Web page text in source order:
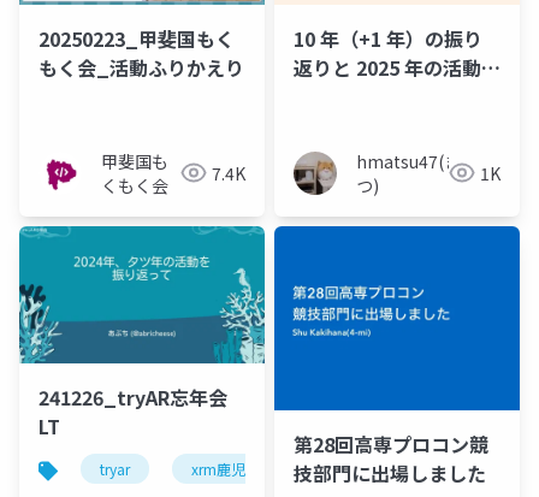
20250223_甲斐国もく
もく会_活動ふりかえり
甲斐国も
くもく会
7.4K
10 年（+1 年）の振り
返りと 2025 年の活動予
hmatsu47(ま
つ)
1K
241226_tryAR忘年会
LT
tryar xrm鹿児島
第28回高専プロコン競
技部門に出場しました